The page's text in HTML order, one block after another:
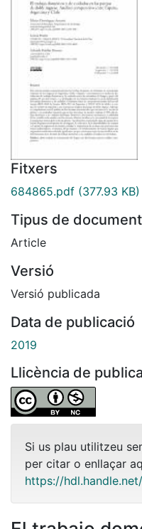
Fitxers
684865.pdf (377.93 KB)
Tipus de document
Article
Versió
Versió publicada
Data de publicació
2019
Llicència de
Si us plau utilitzeu
per citar o enllaçar
https://